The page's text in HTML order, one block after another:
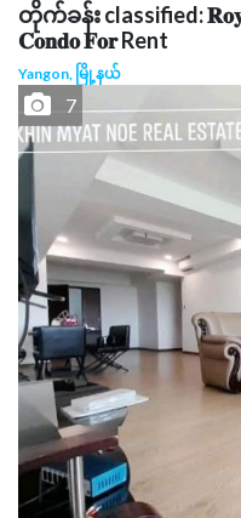
တိုက်ခန်း classified:
𝐂𝐨𝐧𝐝𝐨 𝐅𝐨𝐫 Rent
Yangon, မြို့နယ်
7